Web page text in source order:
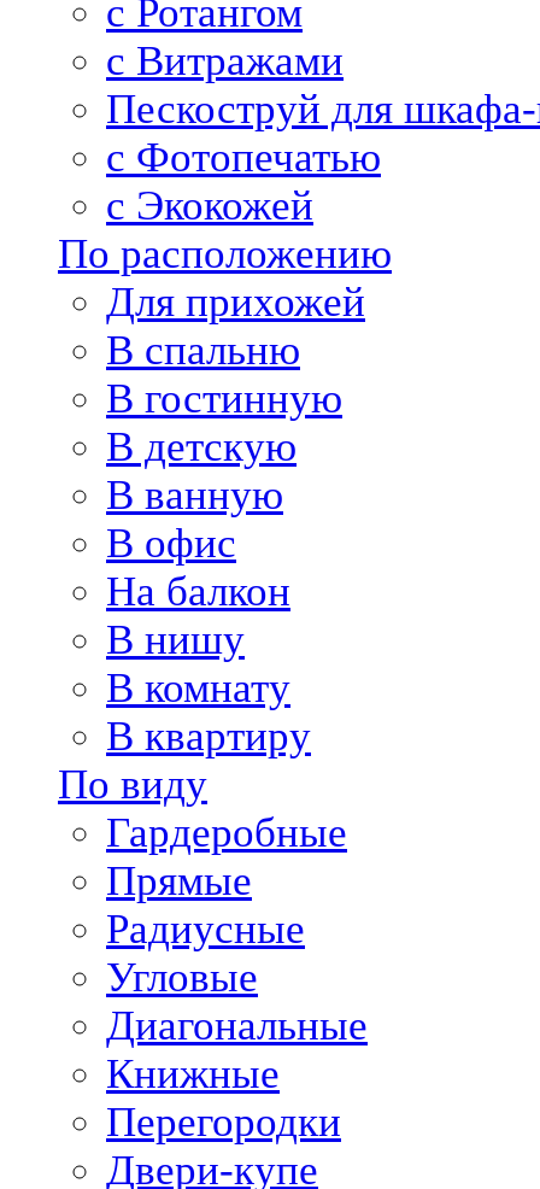
с Ротангом
с Витражами
Пескоструй для
с Фотопечатью
с Экокожей
По расположению
Для прихожей
В спальню
В гостинную
В детскую
В ванную
В офис
На балкон
В нишу
В комнату
В квартиру
По виду
Гардеробные
Прямые
Радиусные
Угловые
Диагональные
Книжные
Перегородки
Двери-купе